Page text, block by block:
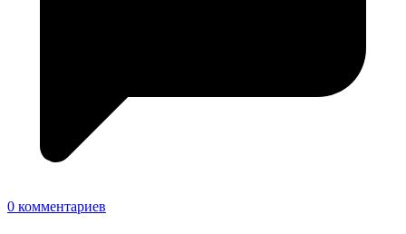
0 комментариев